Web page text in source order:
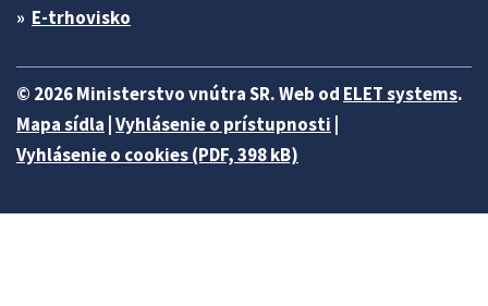
E-trhovisko
© 2026 Ministerstvo vnútra SR. Web od ELET systems.
Mapa sídla Vyhlásenie o prístupnosti
Vyhlásenie o cookies (PDF, 398 kB)